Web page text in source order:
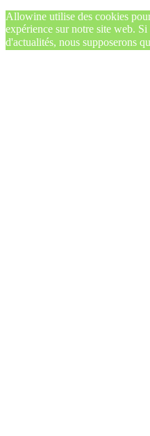
Allowine utilise des cookies
expérience sur notre site web.
d'actualités, nous supposerons